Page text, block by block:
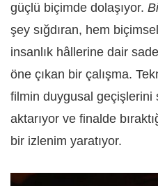
güçlü biçimde dolaşıyor.
şey sığdıran, hem
insanlık hâllerine dair
öne çıkan bir çalışma.
filmin duygusal geçişlerini
aktarıyor ve finalde
bir izlenim yaratıyor.